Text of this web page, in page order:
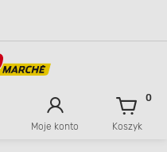
Moje konto Koszyk
0